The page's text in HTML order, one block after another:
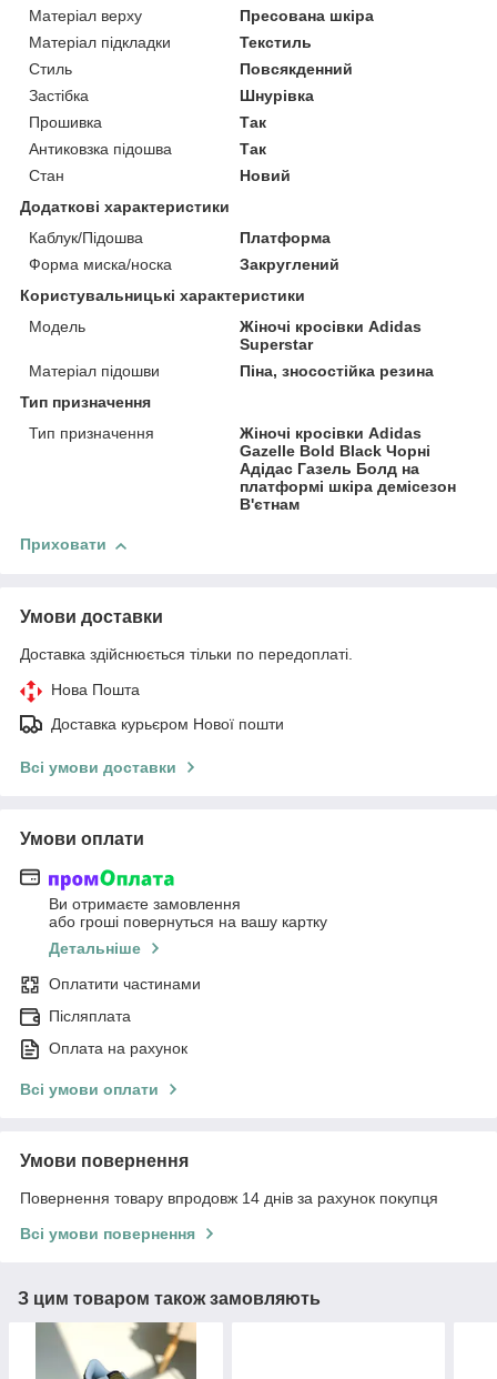
Матеріал верху
Пресована шкіра
Матеріал підкладки
Текстиль
Стиль
Повсякденний
Застібка
Шнурівка
Прошивка
Так
Антиковзка підошва
Так
Стан
Новий
Додаткові характеристики
Каблук/Підошва
Платформа
Форма миска/носка
Закруглений
Користувальницькі характеристики
Модель
Жіночі кросівки Adidas
Superstar
Матеріал підошви
Піна, зносостійка резина
Тип призначення
Тип призначення
Жіночі кросівки Adidas
Gazelle Bold Black Чорні
Адідас Газель Болд на
платформі шкіра демісезон
В'єтнам
Приховати
Умови доставки
Доставка здійснюється тільки по передоплаті.
Нова Пошта
Доставка курьєром Нової пошти
Всі умови доставки
Умови оплати
Ви отримаєте замовлення
або гроші повернуться на вашу картку
Детальніше
Оплатити частинами
Післяплата
Оплата на рахунок
Всі умови оплати
Умови повернення
Повернення товару впродовж 14 днів за рахунок покупця
Всі умови повернення
З цим товаром також замовляють